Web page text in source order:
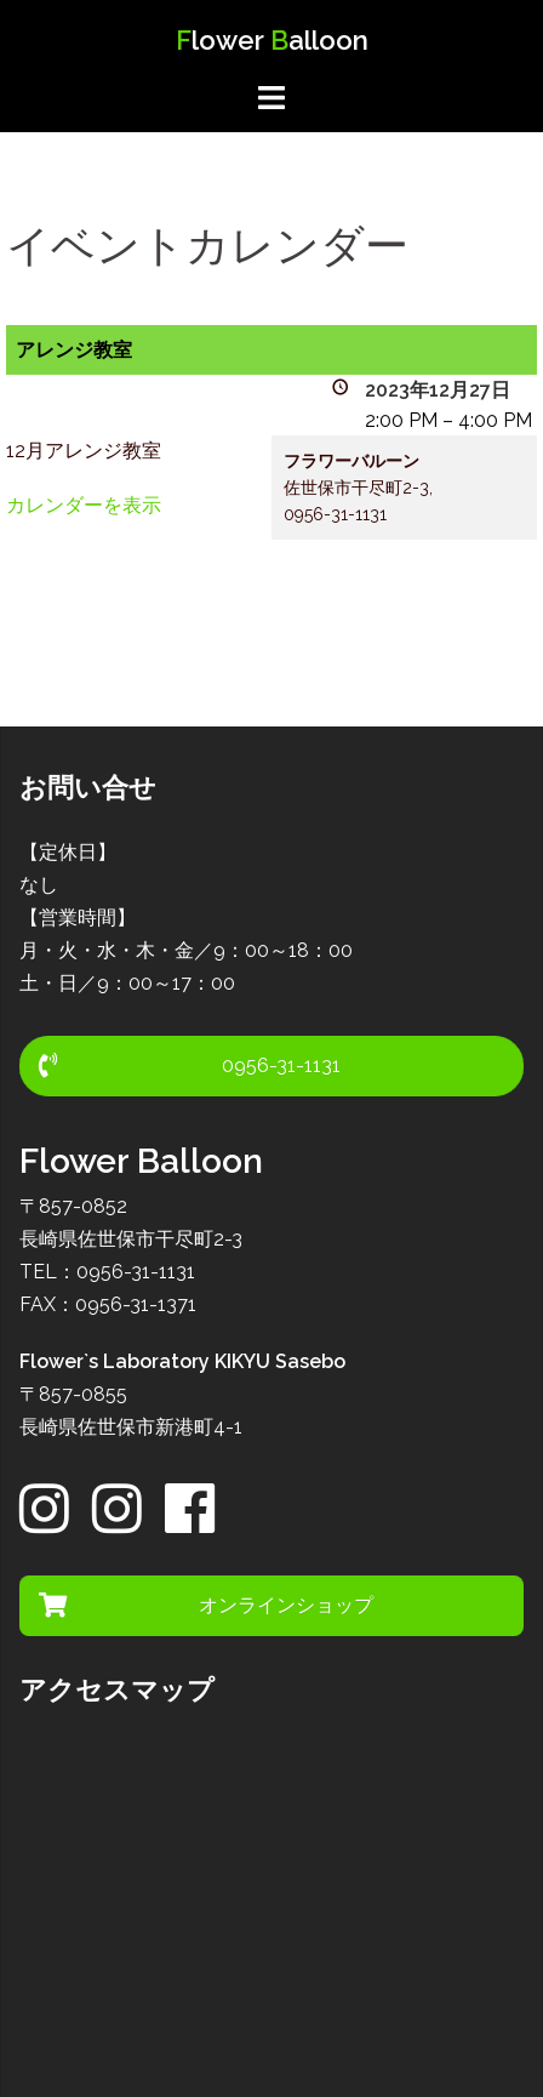
キ
Flower Balloon
イベントカレンダー
アレンジ教室
2023年12月27日
2:00 PM – 4:00 PM
フラワーバルーン
佐世保市干尽町2-3
0956-31-1131
12月アレンジ教室
カレンダーを表示
お問い合せ
【定休日】
なし
【営業時間】
月・火・水・木・金／9：00～18：00
土・日／9：00～17：00
0956-31-1131
Flower Balloon
〒857-0852
長崎県佐世保市干尽町2-3
TEL：0956-31-1131
FAX：0956-31-1371
Flower`s Laboratory KIKYU Sasebo
〒857-0855
長崎県佐世保市新港町4-1
オンラインショップ
アクセスマップ